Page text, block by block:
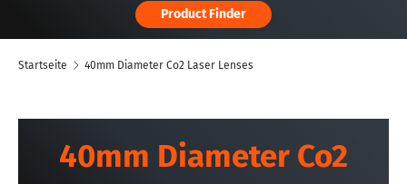
Product Finder
Startseite 40mm Diameter Co2 Laser Lenses
40mm Diameter Co2